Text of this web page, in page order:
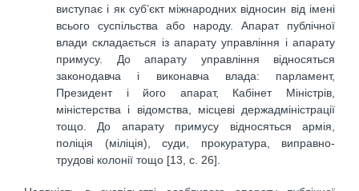
виступає і як суб’єкт міжнародних відносин від імені
всього суспільства або народу. Апарат публічної
влади складається із апарату управління і апарату
примусу. До апарату управління відносяться
законодавча і виконавча влада: парламент,
Президент і його апарат, Кабінет Міністрів,
міністерства і відомства, місцеві держадміністрації
тощо. До апарату примусу відносяться армія,
поліція (міліція), суди, прокуратура, виправно-
трудові колонії тощо [13, с. 26].